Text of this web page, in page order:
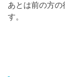
あとは前の方
す。